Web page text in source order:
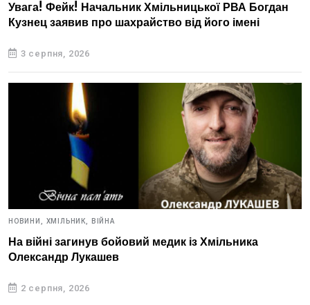
Увага! Фейк! Начальник Хмільницької РВА Богдан
Кузнец заявив про шахрайство від його імені
3 серпня, 2026
НОВИНИ, ХМІЛЬНИК, ВІЙНА
На війні загинув бойовий медик із Хмільника
Олександр Лукашев
2 серпня, 2026